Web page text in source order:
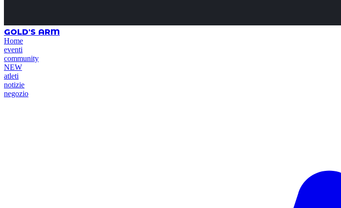
GOLD'S ARM
Home
eventi
community
NEW
atleti
notizie
negozio